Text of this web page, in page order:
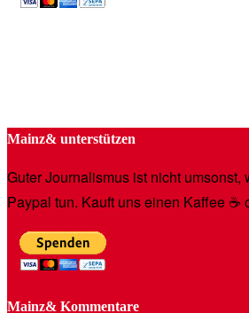
Mainz& unterstützen
Guter Journalismus ist nicht
Paypal tun. Kauft uns einen Kaffee
Mainz& Kommentare